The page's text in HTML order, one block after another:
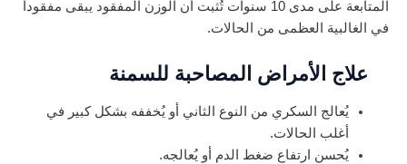
المتابعة على مدى 10 سنوات تُثبت أن الوزن المفقود يبقى مفقوداً
في الغالبية العظمى من الحالات.
علاج الأمراض المصاحبة للسمنة
يُعالج السكري من النوع الثاني أو يُخففه بشكل كبير في
أغلب الحالات.
يُحسن ارتفاع ضغط الدم أو يُعالجه.